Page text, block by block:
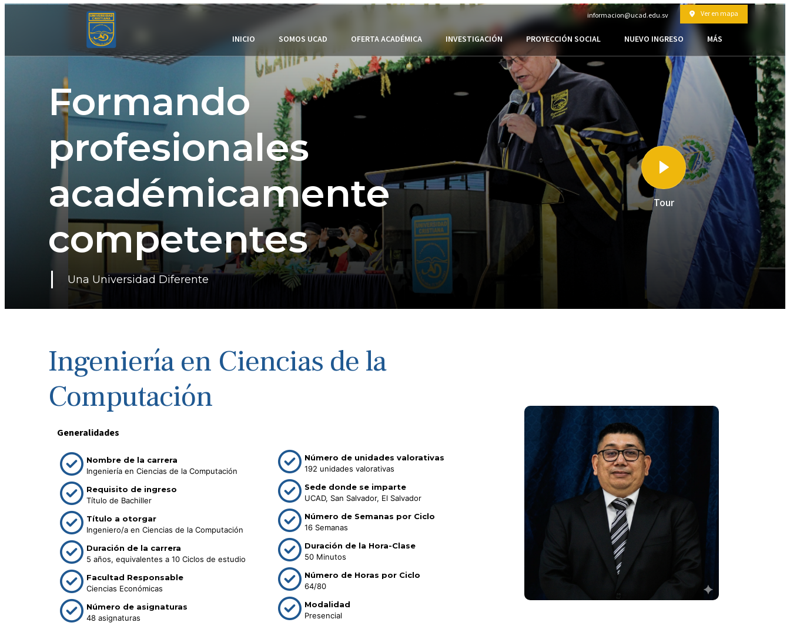
informacion@ucad.edu.sv Ver en mapa
INICIO SOMOS UCAD OFERTA ACADÉMICA INVESTIGACIÓN PROYECCIÓN SOCIAL NUEVO INGRESO MÁS
Formando
profesionales
académicamente
competentes
Una Universidad Diferente
Tour
Ingeniería en Ciencias de la
Computación
Generalidades
Nombre de la carrera
Ingeniería en Ciencias de la Computación
Requisito de ingreso
Título de Bachiller
Título a otorgar
Ingeniero/a en Ciencias de la Computación
Duración de la carrera
5 años, equivalentes a 10 Ciclos de estudio
Facultad Responsable
Ciencias Económicas
Número de asignaturas
48 asignaturas
Número de unidades valorativas
192 unidades valorativas
Sede donde se imparte
UCAD, San Salvador, El Salvador
Número de Semanas por Ciclo
16 Semanas
Duración de la Hora-Clase
50 Minutos
Número de Horas por Ciclo
64/80
Modalidad
Presencial